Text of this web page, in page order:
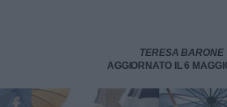
TERESA BARONE
AGGIORNATO IL 6